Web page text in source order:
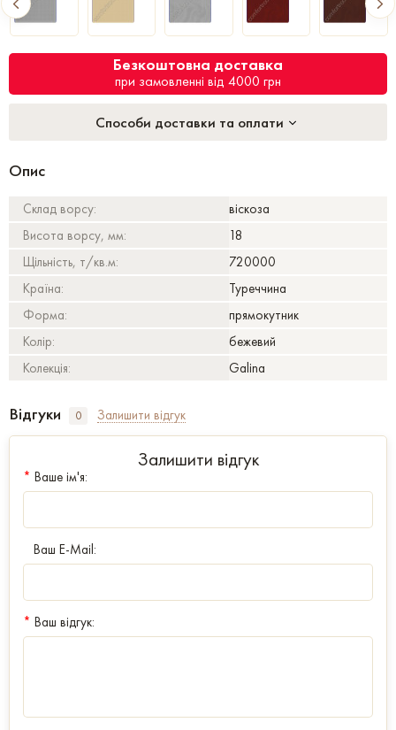
Безкоштовна доставка
при замовленні від 4000 грн
Способи доставки та оплати
Опис
Склад ворсу:
віскоза
Висота ворсу, мм:
18
Щільність, т/кв.м:
720000
Країна:
Туреччина
Форма:
прямокутник
Колір:
бежевий
Колекція:
Galina
Відгуки 0 Залишити відгук
Залишити відгук
* Ваше ім'я:
Ваш E-Mail:
* Ваш відгук: